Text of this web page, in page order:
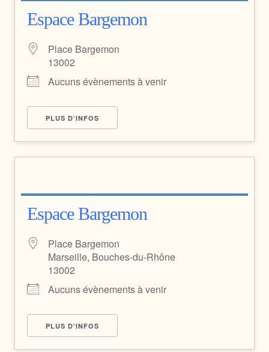
Espace Bargemon
Place Bargemon
13002
Aucuns évènements à venir
PLUS D’INFOS
Espace Bargemon
Place Bargemon
Marseille, Bouches-du-Rhône
13002
Aucuns évènements à venir
PLUS D’INFOS